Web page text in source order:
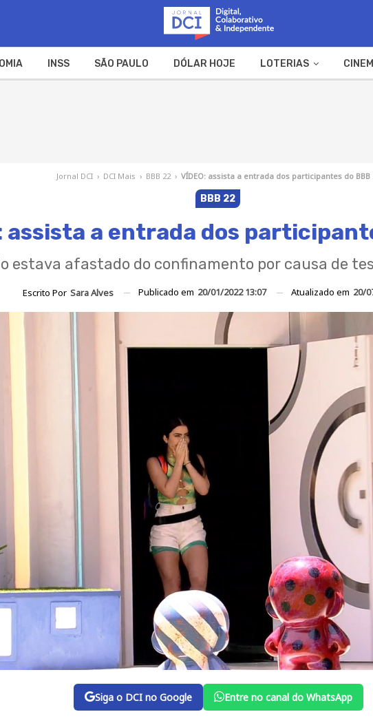
INSS SÃO PAULO DÓLAR HOJE LOTERIAS
Jornal DCI › DCI Mais › BBB 22 › VÍDEO: assista a entrada dos participantes do BBB
BBB 22
assista a entrada dos
estava afastado do confinamento por causa de
Escrito Por Sara Alves Publicado em 20/01/2022 13:07 Atualizado em 20/
Siga o DCI no Google Entre no canal do WhatsApp